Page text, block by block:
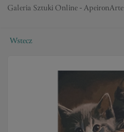
Galeria Sztuki Online - ApeironArte
Wstecz